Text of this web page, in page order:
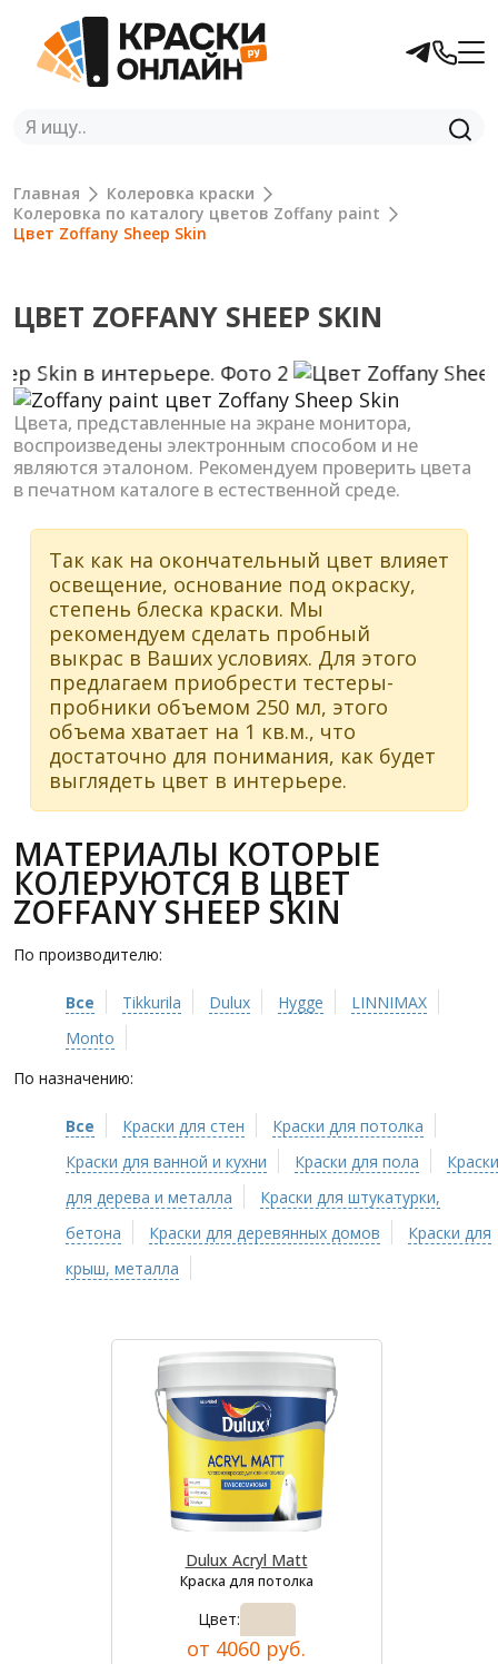
Главная
Колеровка краски
Колеровка по каталогу цветов Zoffany paint
Цвет Zoffany Sheep Skin
ЦВЕТ ZOFFANY SHEEP SKIN
Previous Next
Цвета, представленные на экране монитора,
воспроизведены электронным способом и не
являются эталоном. Рекомендуем проверить цвета
в печатном каталоге в естественной среде.
Так как на окончательный цвет влияет
освещение, основание под окраску,
степень блеска краски. Мы
рекомендуем сделать пробный
выкрас в Ваших условиях. Для этого
предлагаем приобрести тестеры-
пробники объемом 250 мл, этого
объема хватает на 1 кв.м., что
достаточно для понимания, как будет
выглядеть цвет в интерьере.
МАТЕРИАЛЫ КОТОРЫЕ
КОЛЕРУЮТСЯ В ЦВЕТ
ZOFFANY SHEEP SKIN
По производителю:
Все Tikkurila Dulux Hygge
LINNIMAX
Monto
По назначению:
Все Краски для стен
Краски для потолка
Краски для ванной и кухни
Краски для пола
Краски
для дерева и металла
Краски для штукатурки,
бетона
Краски для деревянных домов
Краски для
крыш, металла
Dulux Acryl Matt
Краска для потолка
Цвет:
от 4060 руб.